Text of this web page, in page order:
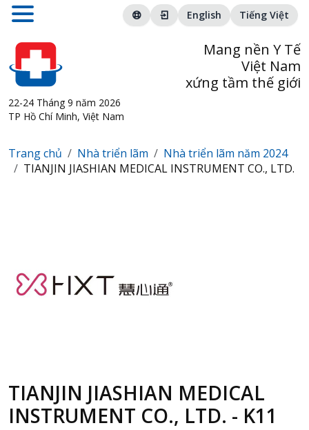
English Tiếng Việt
22-24 Tháng 9 năm 2026
TP Hồ Chí Minh, Việt Nam
Mang nền Y Tế
Việt Nam
xứng tầm thế giới
Trang chủ Nhà triển lãm
Nhà triển lãm năm 2024
TIANJIN JIASHIAN MEDICAL INSTRUMENT CO., LTD.
TIANJIN JIASHIAN MEDICAL
INSTRUMENT CO., LTD. - K11